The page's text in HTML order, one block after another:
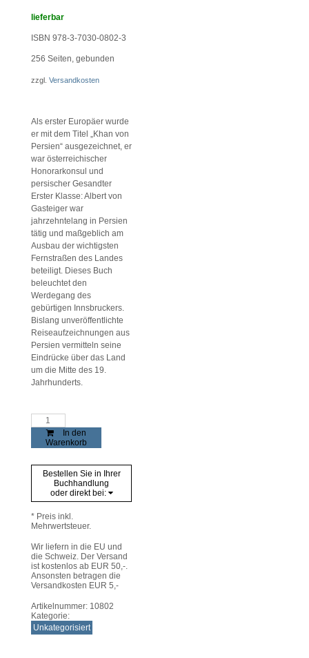
lieferbar
ISBN 978-3-7030-0802-3
256 Seiten, gebunden
zzgl. Versandkosten
Als erster Europäer wurde
er mit dem Titel „Khan von
Persien“ ausgezeichnet, er
war österreichischer
Honorarkonsul und
persischer Gesandter
Erster Klasse: Albert von
Gasteiger war
jahrzehntelang in Persien
tätig und maßgeblich am
Ausbau der wichtigsten
Fernstraßen des Landes
beteiligt. Dieses Buch
beleuchtet den
Werdegang des
gebürtigen Innsbruckers.
Bislang unveröffentlichte
Reiseaufzeichnungen aus
Persien vermitteln seine
Eindrücke über das Land
um die Mitte des 19.
Jahrhunderts.
Albert
Gasteiger
Khan
(1823-
Menge
In den
Warenkorb
Bestellen Sie in Ihrer
Buchhandlung
oder direkt bei:
* Preis inkl.
Mehrwertsteuer.
Wir liefern in die EU und
die Schweiz. Der Versand
ist kostenlos ab EUR 50,-.
Ansonsten betragen die
Versandkosten EUR 5,-
Artikelnummer: 10802
Kategorie:
Unkategorisiert